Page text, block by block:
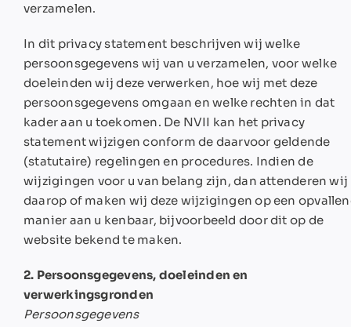
verzamelen.
In dit privacy statement beschrijven wij welke
persoonsgegevens wij van u verzamelen, voor welke
doeleinden wij deze verwerken, hoe wij met deze
persoonsgegevens omgaan en welke rechten in dat
kader aan u toekomen. De NVII kan het privacy
statement wijzigen conform de daarvoor geldende
(statutaire) regelingen en procedures. Indien de
wijzigingen voor u van belang zijn, dan attenderen wij
daarop of maken wij deze wijzigingen op een
manier aan u kenbaar, bijvoorbeeld door dit op de
website bekend te maken.
2. Persoonsgegevens, doeleinden en
verwerkingsgronden
Persoonsgegevens